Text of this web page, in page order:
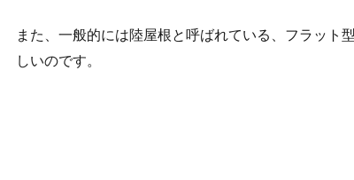
また、一般的には陸屋根と呼ばれている、フラット
しいのです。